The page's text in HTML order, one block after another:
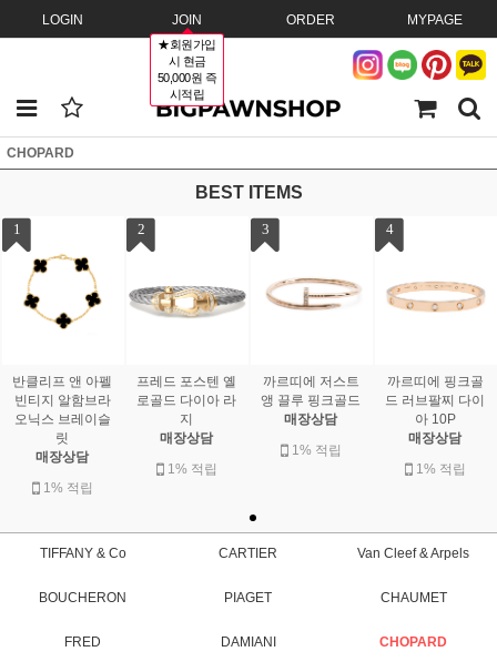
LOGIN JOIN
★회원가입
시 현금
50,000원 즉
시적립
ORDER MYPAGE
CHOPARD
BEST ITEMS
1
반클리프 앤 아펠
빈티지 알함브라
오닉스 브레이슬
릿
매장상담
1% 적립
2
프레드 포스텐 옐
로골드 다이아 라
지
매장상담
1% 적립
3
까르띠에 저스트
앵 끌루 핑크골드
매장상담
1% 적립
4
까르띠에 핑크골
드 러브팔찌 다이
아 10P
매장상담
1% 적립
TIFFANY & Co CARTIER Van Cleef & Arpels
BOUCHERON PIAGET CHAUMET
FRED DAMIANI CHOPARD